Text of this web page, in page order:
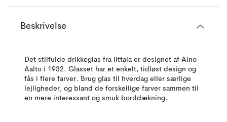
Beskrivelse
Det stilfulde drikkeglas fra Iittala er designet af Aino
Aalto i 1932. Glasset har et enkelt, tidløst design og
fås i flere farver. Brug glas til hverdag eller særlige
lejligheder, og bland de forskellige farver sammen til
en mere interessant og smuk borddækning.